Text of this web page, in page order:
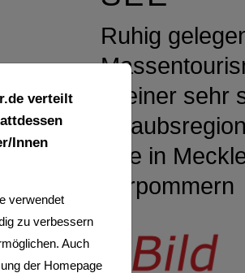
Ruhig
in einer sehr
See in
Vorpommern
verteilt
Innen
verwendet
zu verbessern
Auch
der Homepage